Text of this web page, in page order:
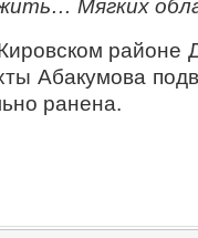
Мягких
районе
Абакумова
ранена.